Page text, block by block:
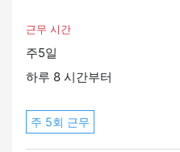
근무 시간
주5일
하루 8 시간부터
주 5회 근무